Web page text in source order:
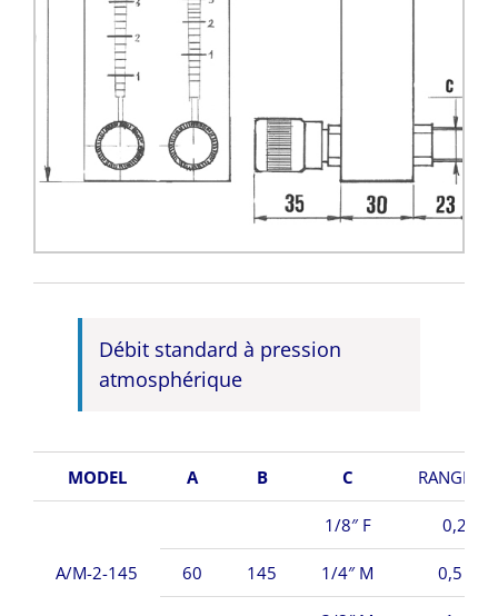
Débit standard à pression
atmosphérique
MODEL A B C RANGE
A/M-2-145
1/8″ F 0,2 –
60 145 1/4″ M 0,5 –